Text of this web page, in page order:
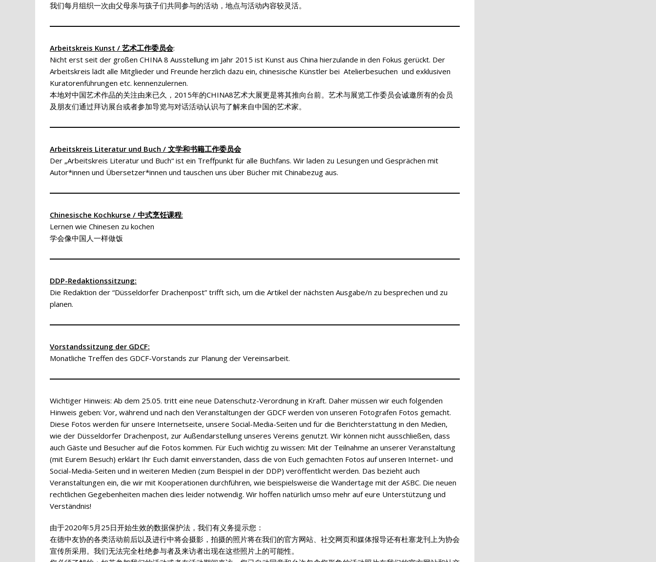
我们每月组织一次由父母亲与孩子们共同参与的活动，地点与活动内容较灵活。
Arbeitskreis Kunst / 艺术工作委员会:
Nicht erst seit der großen CHINA 8 Ausstellung im Jahr 2015 ist Kunst aus China hierzulande in den Fokus gerückt. Der
Arbeitskreis lädt alle Mitglieder und Freunde herzlich dazu ein, chinesische Künstler bei Atelierbesuchen und exklusiven
Kuratorenführungen etc. kennenzulernen.
本地对中国艺术作品的关注由来已久，2015年的CHINA8艺术大展更是将其推向台前。艺术与展览工作委员会诚邀所有的会员
及朋友们通过拜访展台或者参加导览与对话活动认识与了解来自中国的艺术家。
Arbeitskreis Literatur und Buch / 文学和书籍工作委员会
Der „Arbeitskreis Literatur und Buch“ ist ein Treffpunkt für alle Buchfans. Wir laden zu Lesungen und Gesprächen mit
Autor*innen und Übersetzer*innen und tauschen uns über Bücher mit Chinabezug aus.
Chinesische Kochkurse / 中式烹饪课程:
Lernen wie Chinesen zu kochen
学会像中国人一样做饭
DDP-Redaktionssitzung:
Die Redaktion der “Düsseldorfer Drachenpost” trifft sich, um die Artikel der nächsten Ausgabe/n zu besprechen und zu
planen.
Vorstandssitzung der GDCF:
Monatliche Treffen des GDCF-Vorstands zur Planung der Vereinsarbeit.
Wichtiger Hinweis: Ab dem 25.05. tritt eine neue Datenschutz-Verordnung in Kraft. Daher müssen wir euch folgenden
Hinweis geben: Vor, während und nach den Veranstaltungen der GDCF werden von unseren Fotografen Fotos gemacht.
Diese Fotos werden für unsere Internetseite, unsere Social-Media-Seiten und für die Berichterstattung in den Medien,
wie der Düsseldorfer Drachenpost, zur Außendarstellung unseres Vereins genutzt. Wir können nicht ausschließen, dass
auch Gäste und Besucher auf die Fotos kommen. Für Euch wichtig zu wissen: Mit der Teilnahme an unserer Veranstaltung
(mit Eurem Besuch) erklärt Ihr Euch damit einverstanden, dass die von Euch gemachten Fotos auf unseren Internet- und
Social-Media-Seiten und in weiteren Medien (zum Beispiel in der DDP) veröffentlicht werden. Das bezieht auch
Veranstaltungen ein, die wir mit Kooperationen durchführen, wie beispielsweise die Wandertage mit der ASBC. Die neuen
rechtlichen Gegebenheiten machen dies leider notwendig. Wir hoffen natürlich umso mehr auf eure Unterstützung und
Verständnis!
由于2020年5月25日开始生效的数据保护法，我们有义务提示您：
在德中友协的各类活动前后以及进行中将会摄影，拍摄的照片将在我们的官方网站、社交网页和媒体报导还有杜塞龙刊上为协会
宣传所采用。我们无法完全杜绝参与者及来访者出现在这些照片上的可能性。